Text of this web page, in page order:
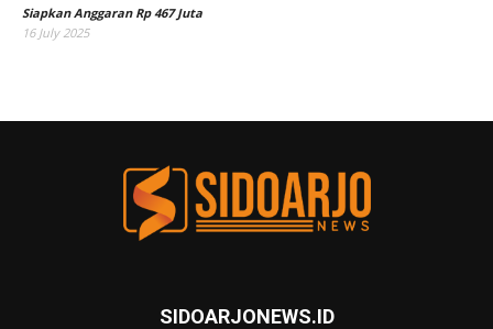
Siapkan Anggaran Rp 467 Juta
16 July 2025
SIDOARJONEWS.ID